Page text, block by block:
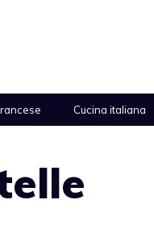
Cucina italiana